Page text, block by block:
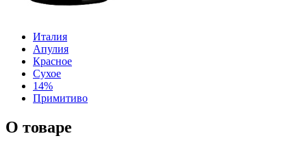
Италия
Апулия
Красное
Сухое
14%
Примитиво
О товаре